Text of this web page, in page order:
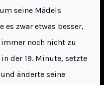
seine Mädels
es zwar etwas besser,
noch nicht zu
der 19. Minute, setzte
änderte seine